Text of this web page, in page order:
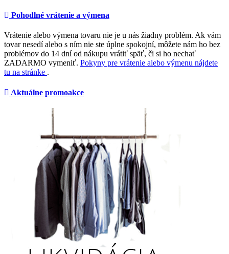
Pohodlné vrátenie a výmena
Vrátenie alebo výmena tovaru nie je u nás žiadny problém. Ak vám
tovar nesedí alebo s ním nie ste úplne spokojní, môžete nám ho bez
problémov do 14 dní od nákupu vrátiť späť, či si ho nechať
ZADARMO vymeniť. Pokyny pre vrátenie alebo výmenu nájdete
tu na stránke .
Aktuálne promoakce